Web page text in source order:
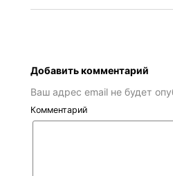
Добавить комментарий
Ваш адрес email не будет
Комментарий